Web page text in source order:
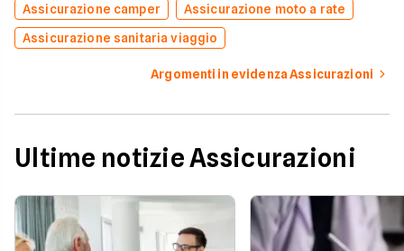
Assicurazione camper
Assicurazione moto a rate
Assicurazione sanitaria viaggio
Argomenti in evidenza Assicurazioni
Ultime notizie Assicurazioni